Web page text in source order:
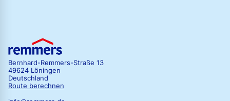
Bernhard-Remmers-Straße 13
49624 Löningen
Deutschland
Route berechnen